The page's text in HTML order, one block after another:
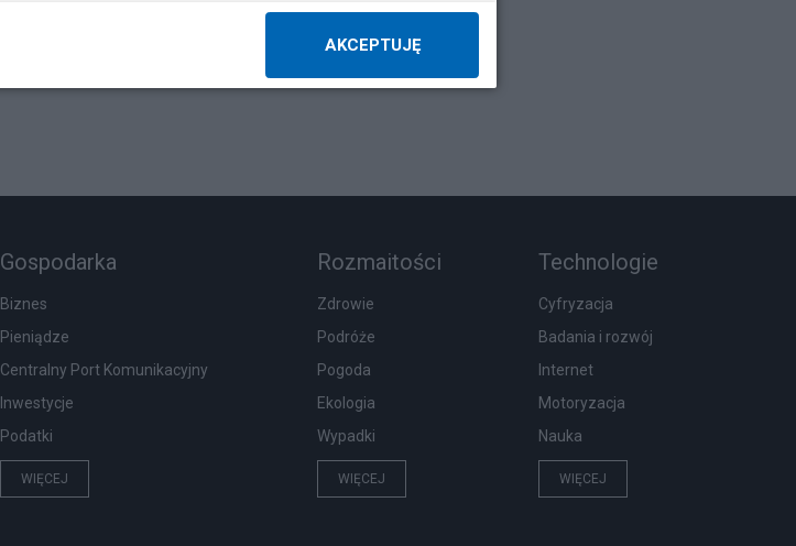
Gospodarka
Biznes
Pieniądze
Centralny Port Komunikacyjny
Inwestycje
Podatki
WIĘCEJ
Rozmaitości
Zdrowie
Podróże
Pogoda
Ekologia
Wypadki
WIĘCEJ
Technologie
Cyfryzacja
Badania i rozwój
Internet
Motoryzacja
Nauka
WIĘCEJ
AKCEPTUJĘ